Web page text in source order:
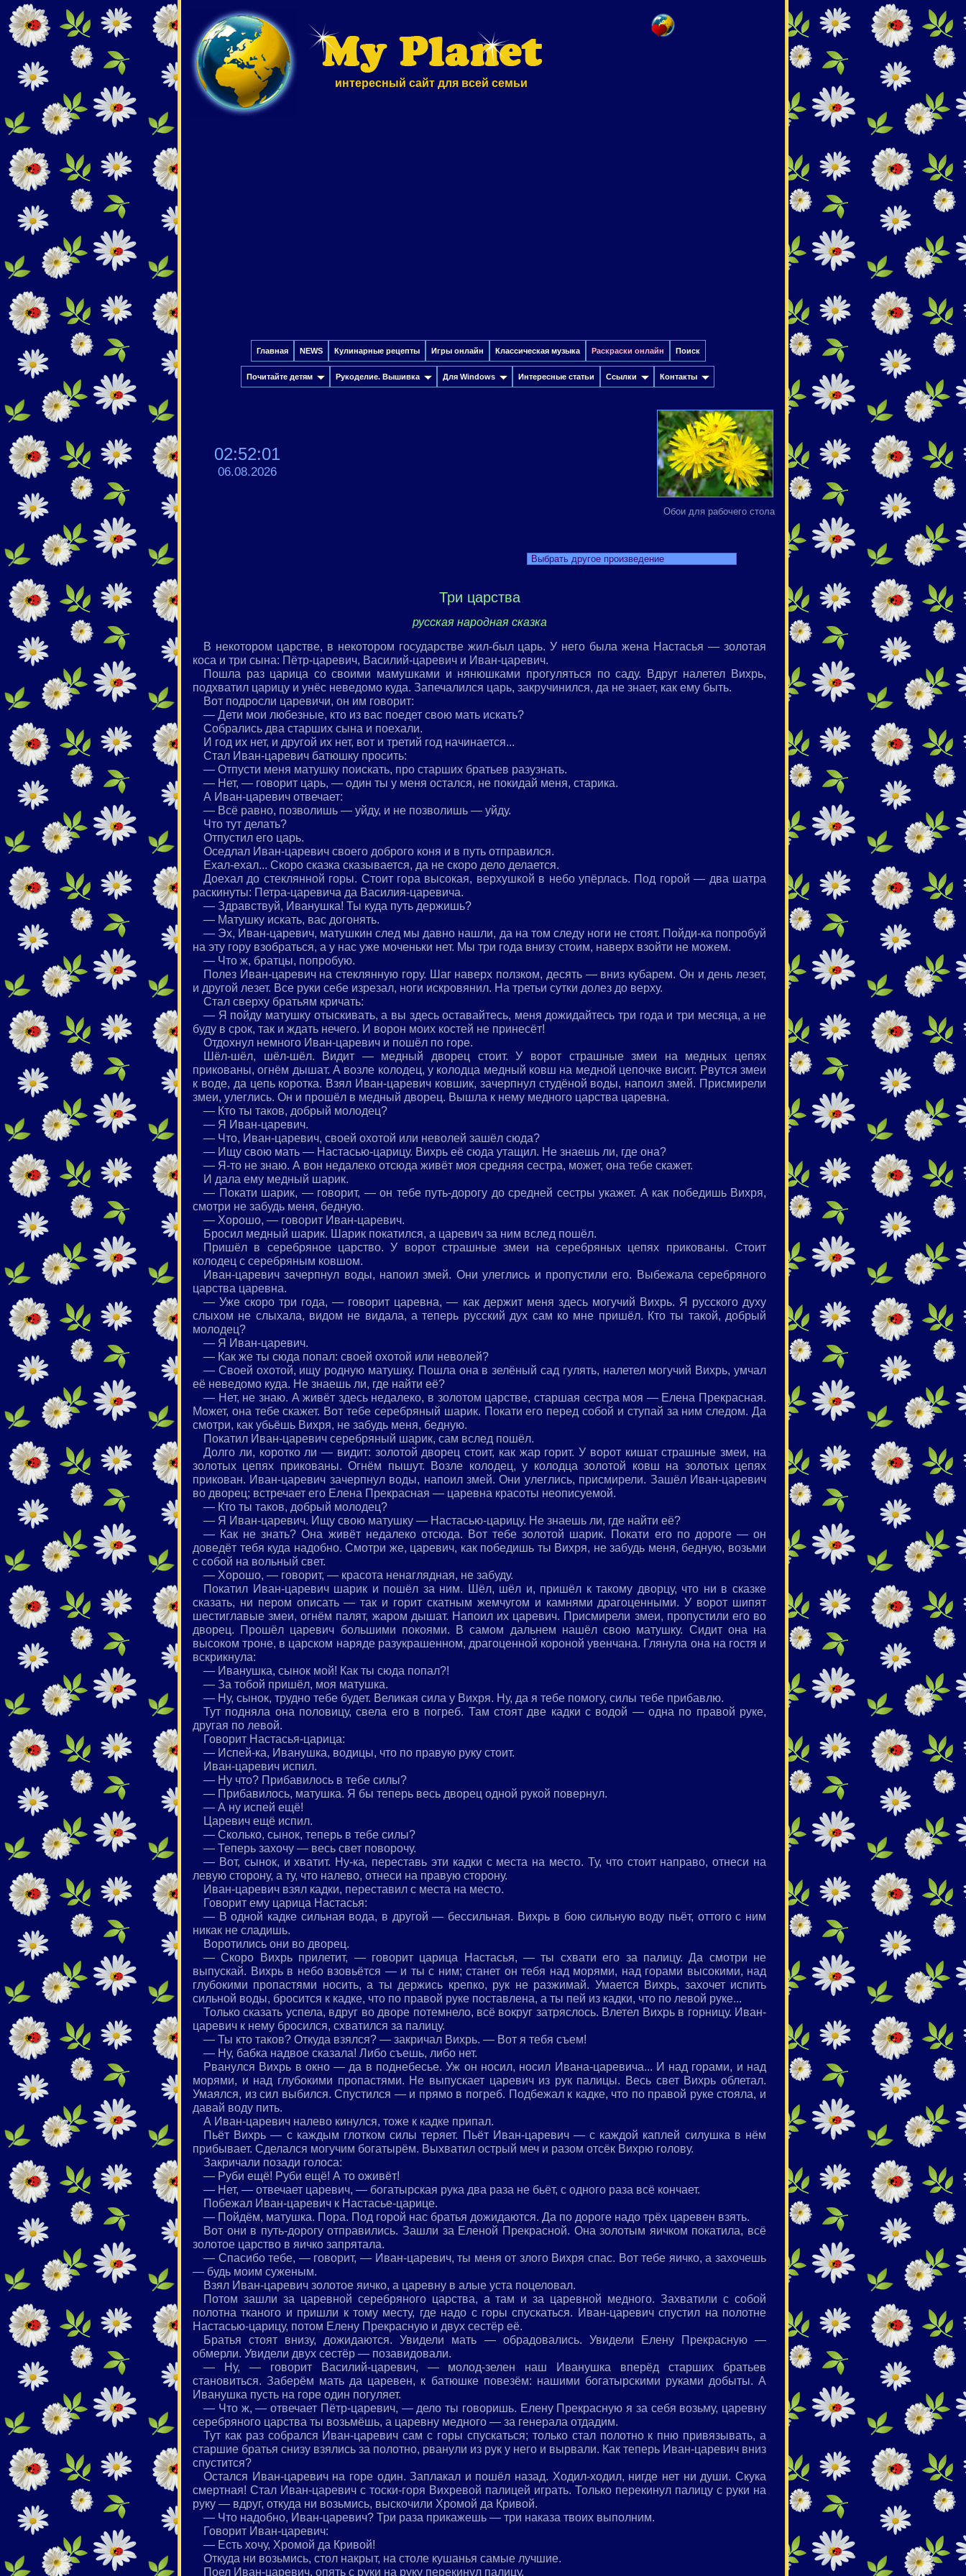
интересный сайт для всей семьи
Главная NEWS Кулинарные рецепты Игры онлайн Классическая музыка Раскраски онлайн Поиск
Почитайте детям Рукоделие. Вышивка Для Windows Интересные cтатьи Ссылки Контакты
02:52:02
06.08.2026
Обои для рабочего стола
Выбрать другое произведение
Три царства
русская народная сказка
В некотором царстве, в некотором государстве жил-был царь. У него была жена Настасья — золотая
коса и три сына: Пётр-царевич, Василий-царевич и Иван-царевич.
Пошла раз царица со своими мамушками и нянюшками прогуляться по саду. Вдруг налетел Вихрь,
подхватил царицу и унёс неведомо куда. Запечалился царь, закручинился, да не знает, как ему быть.
Вот подросли царевичи, он им говорит:
— Дети мои любезные, кто из вас поедет свою мать искать?
Собрались два старших сына и поехали.
И год их нет, и другой их нет, вот и третий год начинается...
Стал Иван-царевич батюшку просить:
— Отпусти меня матушку поискать, про старших братьев разузнать.
— Нет, — говорит царь, — один ты у меня остался, не покидай меня, старика.
А Иван-царевич отвечает:
— Всё равно, позволишь — уйду, и не позволишь — уйду.
Что тут делать?
Отпустил его царь.
Оседлал Иван-царевич своего доброго коня и в путь отправился.
Ехал-ехал... Скоро сказка сказывается, да не скоро дело делается.
Доехал до стеклянной горы. Стоит гора высокая, верхушкой в небо упёрлась. Под горой — два шатра
раскинуты: Петра-царевича да Василия-царевича.
— Здравствуй, Иванушка! Ты куда путь держишь?
— Матушку искать, вас догонять.
— Эх, Иван-царевич, матушкин след мы давно нашли, да на том следу ноги не стоят. Пойди-ка попробуй
на эту гору взобраться, а у нас уже моченьки нет. Мы три года внизу стоим, наверх взойти не можем.
— Что ж, братцы, попробую.
Полез Иван-царевич на стеклянную гору. Шаг наверх ползком, десять — вниз кубарем. Он и день лезет,
и другой лезет. Все руки себе изрезал, ноги искровянил. На третьи сутки долез до верху.
Стал сверху братьям кричать:
— Я пойду матушку отыскивать, а вы здесь оставайтесь, меня дожидайтесь три года и три месяца, а не
буду в срок, так и ждать нечего. И ворон моих костей не принесёт!
Отдохнул немного Иван-царевич и пошёл по горе.
Шёл-шёл, шёл-шёл. Видит — медный дворец стоит. У ворот страшные змеи на медных цепях
прикованы, огнём дышат. А возле колодец, у колодца медный ковш на медной цепочке висит. Рвутся змеи
к воде, да цепь коротка. Взял Иван-царевич ковшик, зачерпнул студёной воды, напоил змей. Присмирели
змеи, улеглись. Он и прошёл в медный дворец. Вышла к нему медного царства царевна.
— Кто ты таков, добрый молодец?
— Я Иван-царевич.
— Что, Иван-царевич, своей охотой или неволей зашёл сюда?
— Ищу свою мать — Настасью-царицу. Вихрь её сюда утащил. Не знаешь ли, где она?
— Я-то не знаю. А вон недалеко отсюда живёт моя средняя сестра, может, она тебе скажет.
И дала ему медный шарик.
— Покати шарик, — говорит, — он тебе путь-дорогу до средней сестры укажет. А как победишь Вихря,
смотри не забудь меня, бедную.
— Хорошо, — говорит Иван-царевич.
Бросил медный шарик. Шарик покатился, а царевич за ним вслед пошёл.
Пришёл в серебряное царство. У ворот страшные змеи на серебряных цепях прикованы. Стоит
колодец с серебряным ковшом.
Иван-царевич зачерпнул воды, напоил змей. Они улеглись и пропустили его. Выбежала серебряного
царства царевна.
— Уже скоро три года, — говорит царевна, — как держит меня здесь могучий Вихрь. Я русского духу
слыхом не слыхала, видом не видала, а теперь русский дух сам ко мне пришёл. Кто ты такой, добрый
молодец?
— Я Иван-царевич.
— Как же ты сюда попал: своей охотой или неволей?
— Своей охотой, ищу родную матушку. Пошла она в зелёный сад гулять, налетел могучий Вихрь, умчал
её неведомо куда. Не знаешь ли, где найти её?
— Нет, не знаю. А живёт здесь недалеко, в золотом царстве, старшая сестра моя — Елена Прекрасная.
Может, она тебе скажет. Вот тебе серебряный шарик. Покати его перед собой и ступай за ним следом. Да
смотри, как убьёшь Вихря, не забудь меня, бедную.
Покатил Иван-царевич серебряный шарик, сам вслед пошёл.
Долго ли, коротко ли — видит: золотой дворец стоит, как жар горит. У ворот кишат страшные змеи, на
золотых цепях прикованы. Огнём пышут. Возле колодец, у колодца золотой ковш на золотых цепях
прикован. Иван-царевич зачерпнул воды, напоил змей. Они улеглись, присмирели. Зашёл Иван-царевич
во дворец; встречает его Елена Прекрасная — царевна красоты неописуемой.
— Кто ты таков, добрый молодец?
— Я Иван-царевич. Ищу свою матушку — Настасью-царицу. Не знаешь ли, где найти её?
— Как не знать? Она живёт недалеко отсюда. Вот тебе золотой шарик. Покати его по дороге — он
доведёт тебя куда надобно. Смотри же, царевич, как победишь ты Вихря, не забудь меня, бедную, возьми
с собой на вольный свет.
— Хорошо, — говорит, — красота ненаглядная, не забуду.
Покатил Иван-царевич шарик и пошёл за ним. Шёл, шёл и, пришёл к такому дворцу, что ни в сказке
сказать, ни пером описать — так и горит скатным жемчугом и камнями драгоценными. У ворот шипят
шестиглавые змеи, огнём палят, жаром дышат. Напоил их царевич. Присмирели змеи, пропустили его во
дворец. Прошёл царевич большими покоями. В самом дальнем нашёл свою матушку. Сидит она на
высоком троне, в царском наряде разукрашенном, драгоценной короной увенчана. Глянула она на гостя и
вскрикнула:
— Иванушка, сынок мой! Как ты сюда попал?!
— За тобой пришёл, моя матушка.
— Ну, сынок, трудно тебе будет. Великая сила у Вихря. Ну, да я тебе помогу, силы тебе прибавлю.
Тут подняла она половицу, свела его в погреб. Там стоят две кадки с водой — одна по правой руке,
другая по левой.
Говорит Настасья-царица:
— Испей-ка, Иванушка, водицы, что по правую руку стоит.
Иван-царевич испил.
— Ну что? Прибавилось в тебе силы?
— Прибавилось, матушка. Я бы теперь весь дворец одной рукой повернул.
— А ну испей ещё!
Царевич ещё испил.
— Сколько, сынок, теперь в тебе силы?
— Теперь захочу — весь свет поворочу.
— Вот, сынок, и хватит. Ну-ка, переставь эти кадки с места на место. Ту, что стоит направо, отнеси на
левую сторону, а ту, что налево, отнеси на правую сторону.
Иван-царевич взял кадки, переставил с места на место.
Говорит ему царица Настасья:
— В одной кадке сильная вода, в другой — бессильная. Вихрь в бою сильную воду пьёт, оттого с ним
никак не сладишь.
Воротились они во дворец.
— Скоро Вихрь прилетит, — говорит царица Настасья, — ты схвати его за палицу. Да смотри не
выпускай. Вихрь в небо взовьётся — и ты с ним; станет он тебя над морями, над горами высокими, над
глубокими пропастями носить, а ты держись крепко, рук не разжимай. Умается Вихрь, захочет испить
сильной воды, бросится к кадке, что по правой руке поставлена, а ты пей из кадки, что по левой руке...
Только сказать успела, вдруг во дворе потемнело, всё вокруг затряслось. Влетел Вихрь в горницу. Иван-
царевич к нему бросился, схватился за палицу.
— Ты кто таков? Откуда взялся? — закричал Вихрь. — Вот я тебя съем!
— Ну, бабка надвое сказала! Либо съешь, либо нет.
Рванулся Вихрь в окно — да в поднебесье. Уж он носил, носил Ивана-царевича... И над горами, и над
морями, и над глубокими пропастями. Не выпускает царевич из рук палицы. Весь свет Вихрь облетал.
Умаялся, из сил выбился. Спустился — и прямо в погреб. Подбежал к кадке, что по правой руке стояла, и
давай воду пить.
А Иван-царевич налево кинулся, тоже к кадке припал.
Пьёт Вихрь — с каждым глотком силы теряет. Пьёт Иван-царевич — с каждой каплей силушка в нём
прибывает. Сделался могучим богатырём. Выхватил острый меч и разом отсёк Вихрю голову.
Закричали позади голоса:
— Руби ещё! Руби ещё! А то оживёт!
— Нет, — отвечает царевич, — богатырская рука два раза не бьёт, с одного раза всё кончает.
Побежал Иван-царевич к Настасье-царице.
— Пойдём, матушка. Пора. Под горой нас братья дожидаются. Да по дороге надо трёх царевен взять.
Вот они в путь-дорогу отправились. Зашли за Еленой Прекрасной. Она золотым яичком покатила, всё
золотое царство в яичко запрятала.
— Спасибо тебе, — говорит, — Иван-царевич, ты меня от злого Вихря спас. Вот тебе яичко, а захочешь
— будь моим суженым.
Взял Иван-царевич золотое яичко, а царевну в алые уста поцеловал.
Потом зашли за царевной серебряного царства, а там и за царевной медного. Захватили с собой
полотна тканого и пришли к тому месту, где надо с горы спускаться. Иван-царевич спустил на полотне
Настасью-царицу, потом Елену Прекрасную и двух сестёр её.
Братья стоят внизу, дожидаются. Увидели мать — обрадовались. Увидели Елену Прекрасную —
обмерли. Увидели двух сестёр — позавидовали.
— Ну, — говорит Василий-царевич, — молод-зелен наш Иванушка вперёд старших братьев
становиться. Заберём мать да царевен, к батюшке повезём: нашими богатырскими руками добыты. А
Иванушка пусть на горе один погуляет.
— Что ж, — отвечает Пётр-царевич, — дело ты говоришь. Елену Прекрасную я за себя возьму, царевну
серебряного царства ты возьмёшь, а царевну медного — за генерала отдадим.
Тут как раз собрался Иван-царевич сам с горы спускаться; только стал полотно к пню привязывать, а
старшие братья снизу взялись за полотно, рванули из рук у него и вырвали. Как теперь Иван-царевич вниз
спустится?
Остался Иван-царевич на горе один. Заплакал и пошёл назад. Ходил-ходил, нигде нет ни души. Скука
смертная! Стал Иван-царевич с тоски-горя Вихревой палицей играть. Только перекинул палицу с руки на
руку — вдруг, откуда ни возьмись, выскочили Хромой да Кривой.
— Что надобно, Иван-царевич? Три раза прикажешь — три наказа твоих выполним.
Говорит Иван-царевич:
— Есть хочу, Хромой да Кривой!
Откуда ни возьмись, стол накрыт, на столе кушанья самые лучшие.
Поел Иван-царевич, опять с руки на руку перекинул палицу.